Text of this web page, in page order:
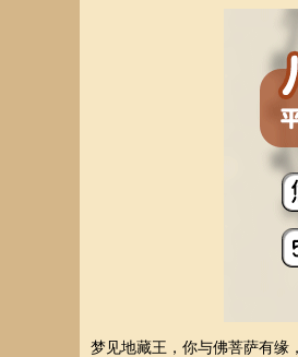
梦见地藏王，你与佛菩萨有缘